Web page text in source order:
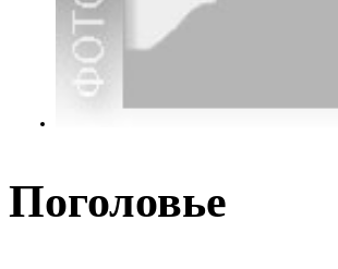
Поголовье